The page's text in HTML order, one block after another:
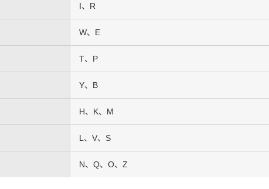
I、R
W、E
T、P
Y、B
H、K、M
L、V、S
N、Q、O、Z